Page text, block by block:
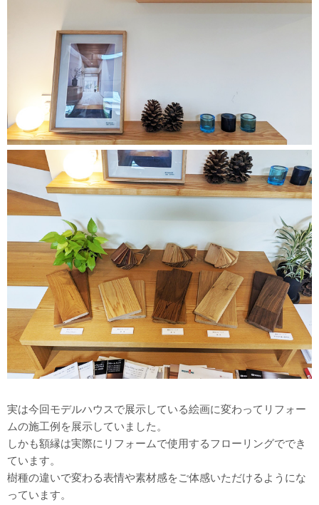
実は今回モデルハウスで展示している絵画に変わってリフォー
ムの施工例を展示していました。
しかも額縁は実際にリフォームで使用するフローリングででき
ています。
樹種の違いで変わる表情や素材感をご体感いただけるようにな
っています。